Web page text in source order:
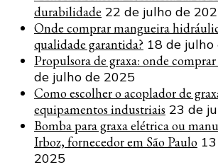
durabilidade 22 de julho de
Onde comprar mangueira
qualidade garantida? 18 de julho
Propulsora de graxa: onde
de julho de 2025
Como escolher o acoplador de
equipamentos industriais 23 de
Bomba para graxa elétrica ou
Irboz, fornecedor em São Paulo
2025